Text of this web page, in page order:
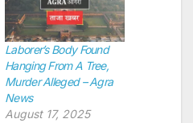
Laborer’s Body Found
Hanging From A Tree,
Murder Alleged – Agra
News
August 17, 2025